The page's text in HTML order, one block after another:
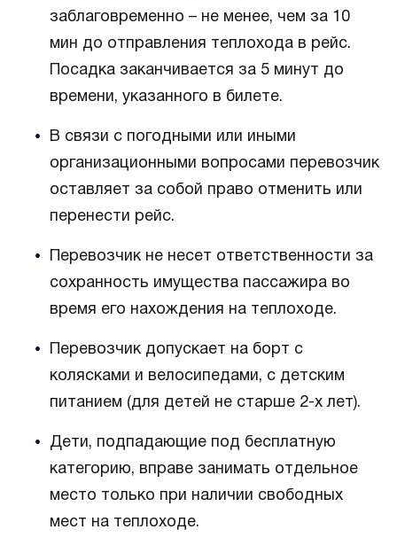
заблаговременно – не менее, чем за 10
мин до отправления теплохода в рейс.
Посадка заканчивается за 5 минут до
времени, указанного в билете.
В связи с погодными или иными
организационными вопросами перевозчик
оставляет за собой право отменить или
перенести рейс.
Перевозчик не несет ответственности за
сохранность имущества пассажира во
время его нахождения на теплоходе.
Перевозчик допускает на борт с
колясками и велосипедами, с детским
питанием (для детей не старше 2-х лет).
Дети, подпадающие под бесплатную
категорию, вправе занимать отдельное
место только при наличии свободных
мест на теплоходе.